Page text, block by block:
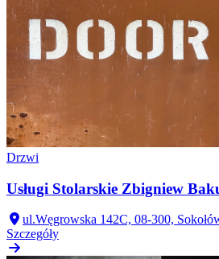
Drzwi
Usługi Stolarskie Zbigniew
ul.Węgrowska 142C, 08-300,
Szczegóły